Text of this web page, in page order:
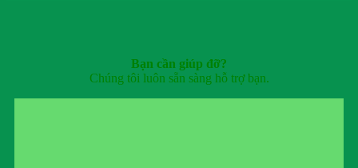
Bạn cần giúp đỡ?
Chúng tôi luôn sẵn sàng hỗ trợ bạn.